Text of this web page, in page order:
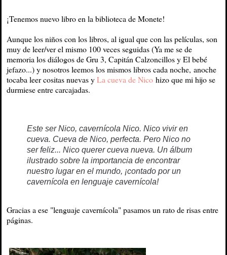
¡Tenemos nuevo libro en la biblioteca de Monete!
Aunque los niños con los libros, al igual que con las películas, son
muy de leer/ver el mismo 100 veces seguidas (Ya me se de
memoria los diálogos de Gru 3, Capitán Calzoncillos y El bebé
jefazo...) y nosotros leemos los mismos libros cada noche, anoche
tocaba leer cositas nuevas yLa cueva de Nico hizo que mi hijo se
durmiese entre carcajadas.
Este ser Nico, cavernícola Nico. Nico vivir en
cueva. Cueva de Nico, perfecta. Pero Nico no
ser feliz... Nico querer cueva nueva. Un álbum
ilustrado sobre la importancia de encontrar
nuestro lugar en el mundo, ¡contado por un
cavernícola en lenguaje cavernícola!
Gracias a ese "lenguaje cavernícola" pasamos un rato de risas entre
páginas.